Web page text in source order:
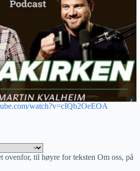
watch?v=cIQb2OeEOA
ovenfor, til høyre for teksten Om oss, på